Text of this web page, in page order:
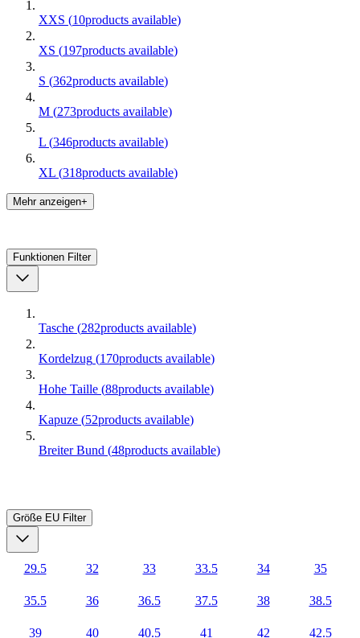
XXS (10products available)
XS (197products available)
S (362products available)
M (273products available)
L (346products available)
XL (318products available)
Mehr anzeigen+
Funktionen Filter
Tasche (282products available)
Kordelzug (170products available)
Hohe Taille (88products available)
Kapuze (52products available)
Breiter Bund (48products available)
Größe EU Filter
29.5 32 33 33.5 34 35
35.5 36 36.5 37.5 38 38.5
39 40 40.5 41 42 42.5